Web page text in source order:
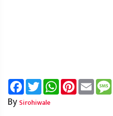
FacebookTwitterWhatsAppPinterest
Email
By Sirohiwale